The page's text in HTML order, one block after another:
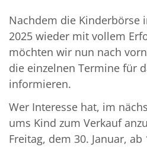
Nachdem die Kinderbörse
2025 wieder mit vollem
möchten wir nun nach
die einzelnen Termine für
informieren.
Wer Interesse hat, im
ums Kind zum Verkauf
Freitag, dem 30. Januar,